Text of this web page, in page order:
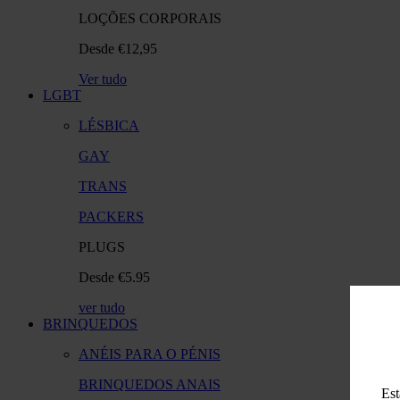
LOÇÕES CORPORAIS
Desde €12,95
Ver tudo
LGBT
LÉSBICA
GAY
TRANS
PACKERS
PLUGS
Desde €5.95
ver tudo
BRINQUEDOS
ANÉIS PARA O PÉNIS
BRINQUEDOS ANAIS